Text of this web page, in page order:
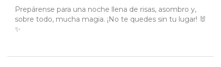
Prepárense para una noche llena de risas, asombro y,
sobre todo, mucha magia. ¡No te quedes sin tu lugar! 🐰
✨